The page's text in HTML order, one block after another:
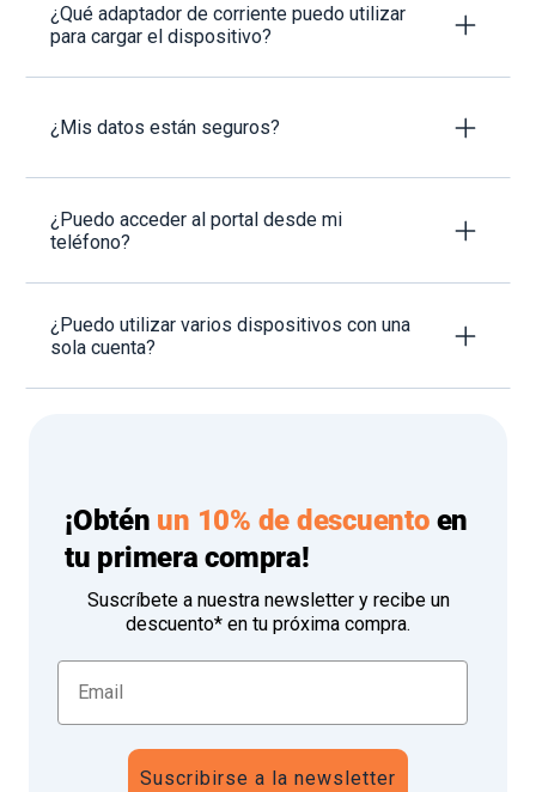
¿Qué adaptador de corriente puedo utilizar
para cargar el dispositivo?
¿Mis datos están seguros?
¿Puedo acceder al portal desde mi
teléfono?
¿Puedo utilizar varios dispositivos con una
sola cuenta?
¡Obtén un 10% de descuentoen
tu primera compra!
Suscríbete a nuestra newsletter y recibe un
descuento* en tu próxima compra.
Suscribirse a la newsletter